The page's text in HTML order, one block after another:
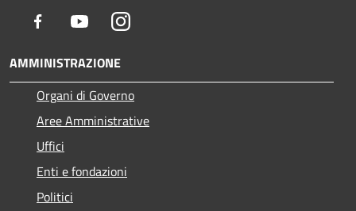
Facebook YoutubeInstagram
AMMINISTRAZIONE
Organi di Governo
Aree Amministrative
Uffici
Enti e fondazioni
Politici